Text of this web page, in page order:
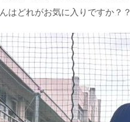
はどれがお気に入りですか？？